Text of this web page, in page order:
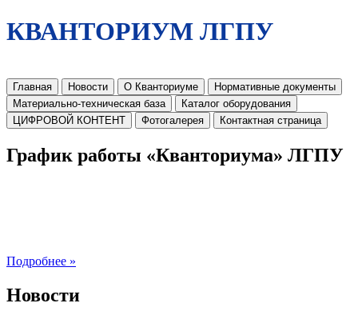
КВАНТОРИУМ ЛГПУ
Главная Новости О Кванториуме
Нормативные документы
Материально-техническая база
Каталог оборудования
ЦИФРОВОЙ КОНТЕНТ
Фотогалерея Контактная страница
График работы «Кванториума» ЛГПУ
Подробнее »
Новости